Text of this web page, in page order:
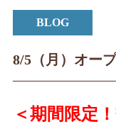
キャンパスライフ
就職について
情報公開
BLOG
8/5（月）オー
＜期間限定